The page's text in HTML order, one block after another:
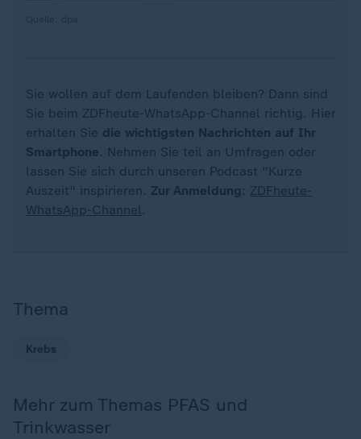
Sie wollen auf dem Laufenden bleiben? Dann sind
Sie beim ZDFheute-WhatsApp-Channel richtig. Hier
erhalten Sie die wichtigsten Nachrichten auf Ihr
Smartphone. Nehmen Sie teil an Umfragen oder
lassen Sie sich durch unseren Podcast "Kurze
Auszeit" inspirieren. Zur Anmeldung : ZDFheute-
WhatsApp-Channel.
Thema
Krebs
Mehr zum Themas PFAS und
Trinkwasser